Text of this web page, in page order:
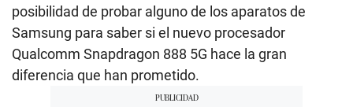
posibilidad de probar alguno de los aparatos de
Samsung para saber si el nuevo procesador
Qualcomm Snapdragon 888 5G hace la gran
diferencia que han prometido.